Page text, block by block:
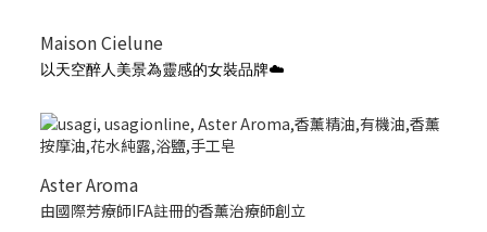
Maison Cielune
以天空醉人美景為靈感的女裝品牌☁️
Aster Aroma
由國際芳療師IFA註冊的香薰治療師創立